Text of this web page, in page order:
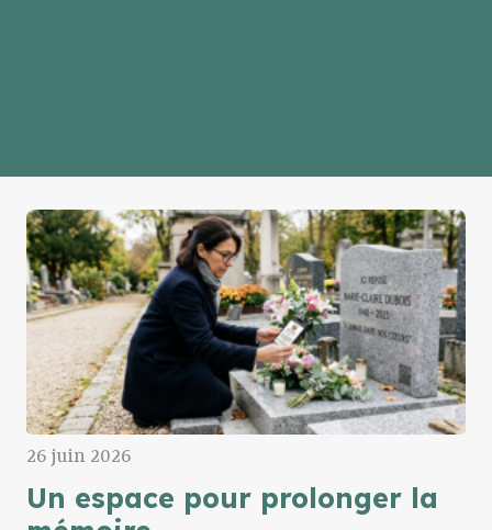
26 juin 2026
Un espace pour prolonger la